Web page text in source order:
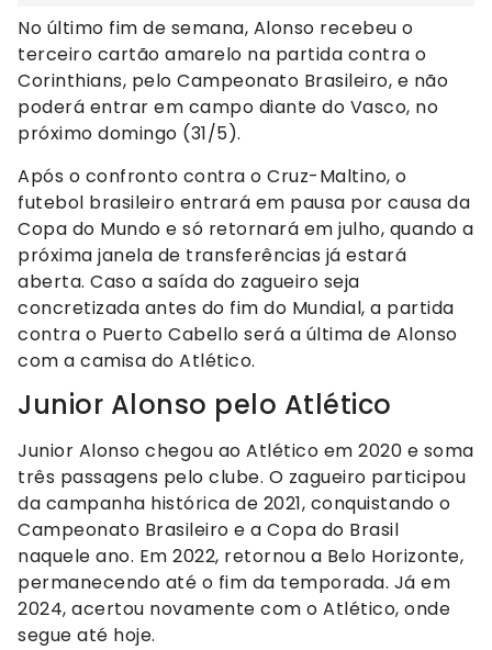
No último fim de semana, Alonso recebeu o
terceiro cartão amarelo na partida contra o
Corinthians, pelo Campeonato Brasileiro, e não
poderá entrar em campo diante do Vasco, no
próximo domingo (31/5).
Após o confronto contra o Cruz-Maltino, o
futebol brasileiro entrará em pausa por causa da
Copa do Mundo e só retornará em julho, quando a
próxima janela de transferências já estará
aberta. Caso a saída do zagueiro seja
concretizada antes do fim do Mundial, a partida
contra o Puerto Cabello será a última de Alonso
com a camisa do Atlético.
Junior Alonso pelo Atlético
Junior Alonso chegou ao Atlético em 2020 e soma
três passagens pelo clube. O zagueiro participou
da campanha histórica de 2021, conquistando o
Campeonato Brasileiro e a Copa do Brasil
naquele ano. Em 2022, retornou a Belo Horizonte,
permanecendo até o fim da temporada. Já em
2024, acertou novamente com o Atlético, onde
segue até hoje.